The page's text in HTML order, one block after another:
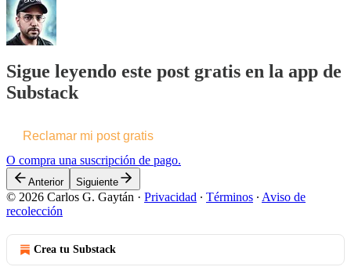
Sigue leyendo este post gratis en la app de
Substack
Reclamar mi post gratis
O compra una suscripción de pago.
Anterior Siguiente
© 2026 Carlos G. Gaytán · Privacidad ∙ Términos ∙ Aviso de
recolección
Crea tu Substack